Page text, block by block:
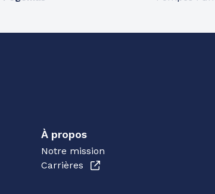
À propos
Notre mission
Carrières